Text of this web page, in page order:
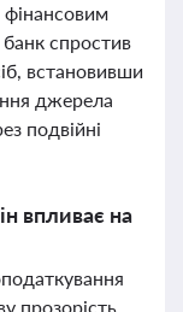
фінансовим
спростив
встановивши
джерела
подвійні
впливає на
прозорість